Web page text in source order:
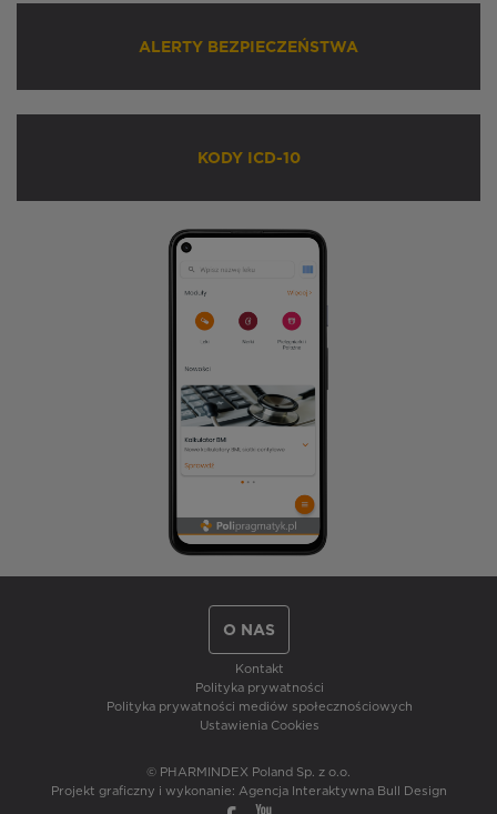
ALERTY BEZPIECZEŃSTWA
KODY ICD-10
O NAS
Kontakt
Polityka prywatności
Polityka prywatności mediów społecznościowych
Ustawienia Cookies
© PHARMINDEX Poland Sp. z o.o.
Projekt graficzny i wykonanie: Agencja Interaktywna Bull Design